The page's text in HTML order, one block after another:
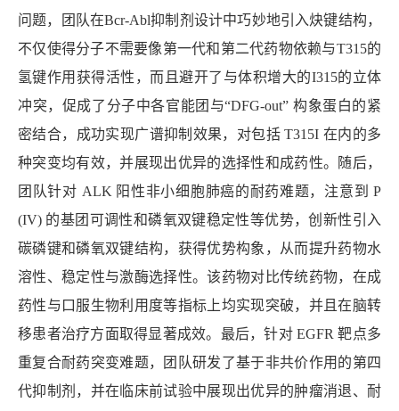
问题，团队在Bcr-Abl抑制剂设计中巧妙地引入炔键结构，
不仅使得分子不需要像第一代和第二代药物依赖与T315的
氢键作用获得活性，而且避开了与体积增大的I315的立体
冲突，促成了分子中各官能团与“DFG-out”构象蛋白的紧
密结合，成功实现广谱抑制效果，对包括T315I 在内的多
种突变均有效，并展现出优异的选择性和成药性。随后，
团队针对 ALK 阳性非小细胞肺癌的耐药难题，注意到P
(IV) 的基团可调性和磷氧双键稳定性等优势，创新性引入
碳磷键和磷氧双键结构，获得优势构象，从而提升药物水
溶性、稳定性与激酶选择性。该药物对比传统药物，在成
药性与口服生物利用度等指标上均实现突破，并且在脑转
移患者治疗方面取得显著成效。最后，针对EGFR靶点多
重复合耐药突变难题，团队研发了基于非共价作用的第四
代抑制剂，并在临床前试验中展现出优异的肿瘤消退、耐